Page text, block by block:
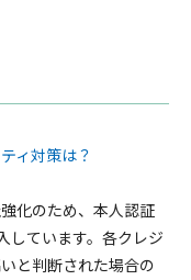
ィ対策は？
化のため、本人認証
しています。各クレジ
と判断された場合の